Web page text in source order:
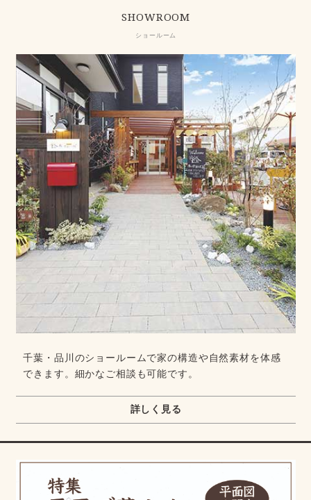
SHOWROOM
ショールーム
千葉・品川のショールームで家の構造や自然素材を体感
できます。細かなご相談も可能です。
詳しく見る